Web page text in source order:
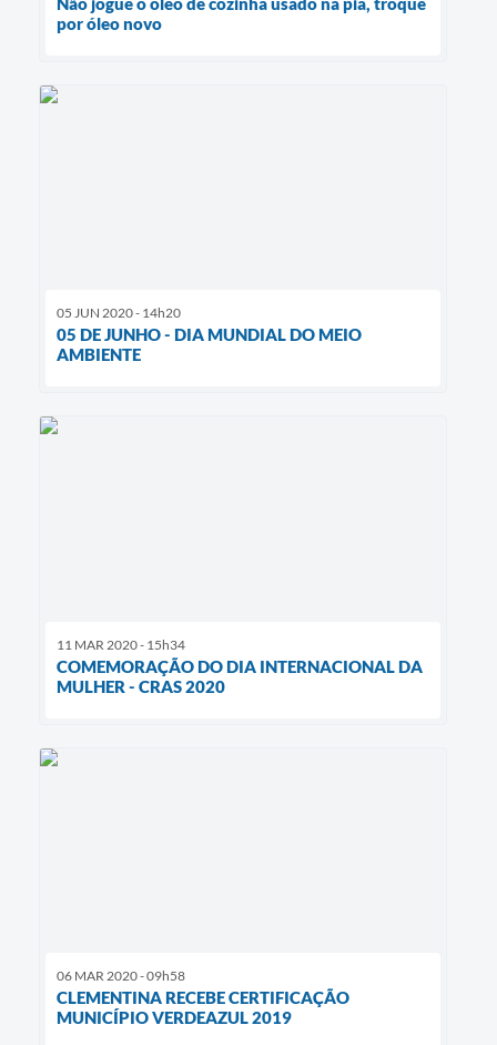
por óleo novo
05 JUN 2020 - 14h20
05 DE JUNHO - DIA MUNDIAL DO MEIO
AMBIENTE
11 MAR 2020 - 15h34
COMEMORAÇÃO DO DIA INTERNACIONAL DA
MULHER - CRAS 2020
06 MAR 2020 - 09h58
CLEMENTINA RECEBE CERTIFICAÇÃO
MUNICÍPIO VERDEAZUL 2019